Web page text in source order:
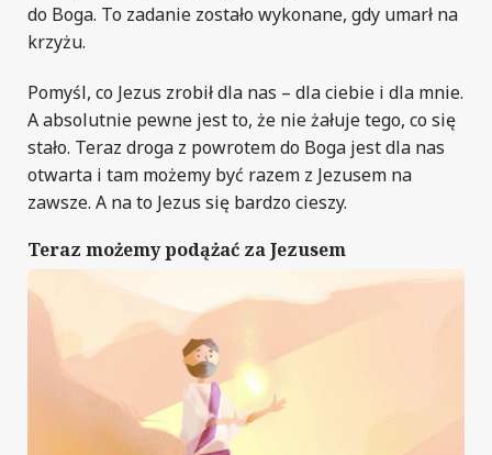
do Boga. To zadanie zostało wykonane, gdy umarł na
krzyżu.
Pomyśl, co Jezus zrobił dla nas – dla ciebie i dla mnie.
A absolutnie pewne jest to, że nie żałuje tego, co się
stało. Teraz droga z powrotem do Boga jest dla nas
otwarta i tam możemy być razem z Jezusem na
zawsze. A na to Jezus się bardzo cieszy.
Teraz możemy podążać za Jezusem